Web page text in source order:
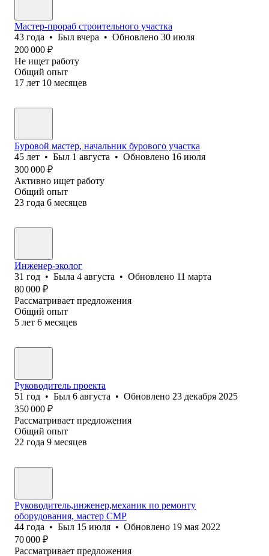
Мастер-прораб строительного участка
43 года • Был вчера • Обновлено 30 июля
200 000 ₽
Не ищет работу
Общий опыт
17 лет 10 месяцев
Буровой мастер, начальник бурового участка
45 лет • Был 1 августа • Обновлено 16 июля
300 000 ₽
Активно ищет работу
Общий опыт
23 года 6 месяцев
Инженер-эколог
31 год • Была 4 августа • Обновлено 11 марта
80 000 ₽
Рассматривает предложения
Общий опыт
5 лет 6 месяцев
Руководитель проекта
51 год • Был 6 августа • Обновлено 23 декабря 2025
350 000 ₽
Рассматривает предложения
Общий опыт
22 года 9 месяцев
Руководитель,инженер,механик по ремонту
оборудования, мастер СМР
44 года • Был 15 июля • Обновлено 19 мая 2022
70 000 ₽
Рассматривает предложения